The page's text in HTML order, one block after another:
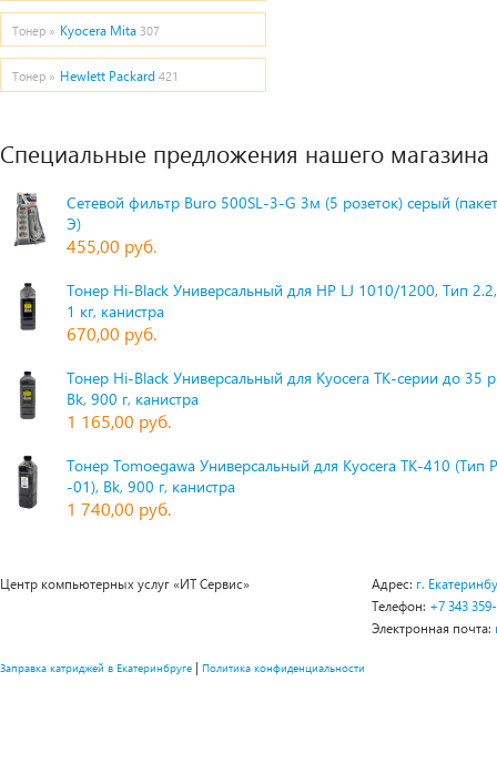
Тонер » Kyocera Mita 307
Тонер » Hewlett Packard 421
Специальные предложения нашего магазина
Сетевой фильтр Buro 500SL-3-G 3м (5 розеток) серый
Э)
455,00 руб.
Тонер Hi-Black Универсальный для HP LJ 1010/1200, Тип
1 кг, канистра
670,00 руб.
Тонер Hi-Black Универсальный для Kyocera TK-серии до 35
Bk, 900 г, канистра
1 165,00 руб.
Тонер Tomoegawa Универсальный для Kyocera TK-410 (Тип
-01), Bk, 900 г, канистра
1 740,00 руб.
Центр компьютерных услуг «ИТ Сервис» Адрес: г.
Телефон: +7 343
Электронная почта:
Заправка катриджей в Екатеринбруге | Политика конфиденциальности